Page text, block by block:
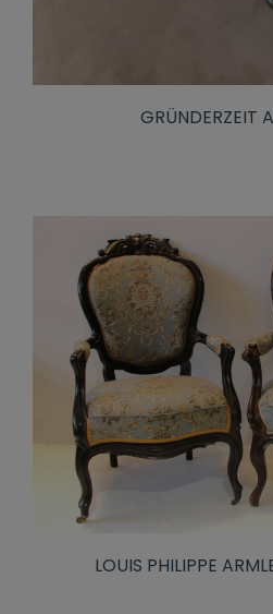
GRÜNDERZEIT
LOUIS PHILIPPE